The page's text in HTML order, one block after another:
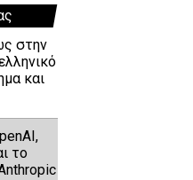
στην
και
το